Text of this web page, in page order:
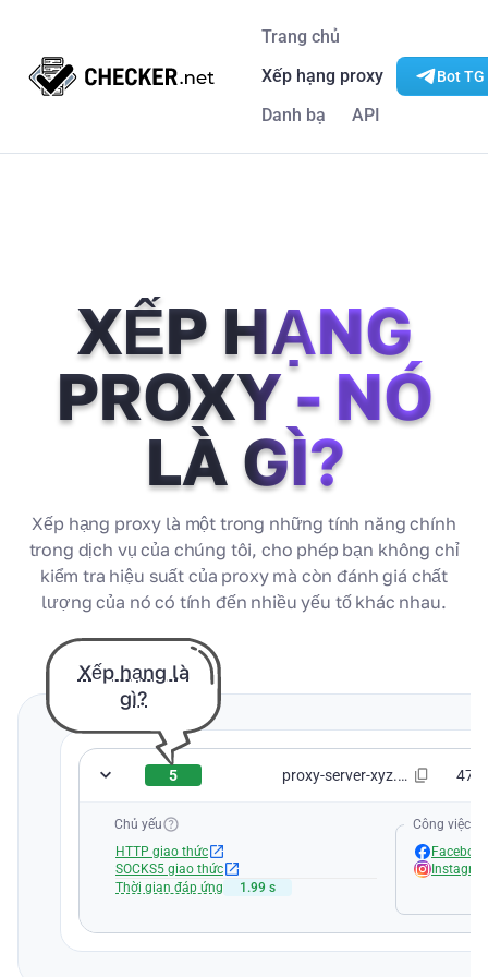
Trang chủ
Xếp hạng proxy
Danh bạ
API
Bot
XẾP HẠNG
PROXY - NÓ
LÀ GÌ?
Xếp hạng proxy là một trong những tính năng chính
trong dịch vụ của chúng tôi, cho phép bạn không chỉ
kiểm tra hiệu suất của proxy mà còn đánh giá chất
lượng của nó có tính đến nhiều yếu tố khác nhau.
Xếp hạng là
gì?
5 proxy-server-xyz.com:8080
Chủ yếu
HTTP giao thức
SOCKS5 giao thức
Thời gian đáp ứng
1.99 s
Công việc
Facebook